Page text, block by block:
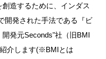
造するために、インダス
開発された手法である『ビ
発元Seconds"社（旧BMI
介します(※BMIとは